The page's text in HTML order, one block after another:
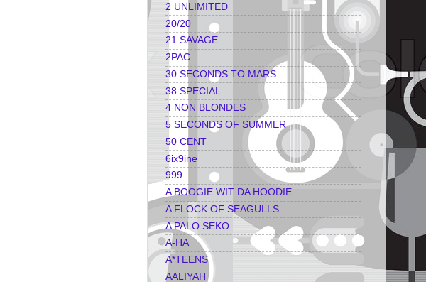
2 UNLIMITED
20/20
21 SAVAGE
2PAC
30 SECONDS TO MARS
38 SPECIAL
4 NON BLONDES
5 SECONDS OF SUMMER
50 CENT
6ix9ine
999
A BOOGIE WIT DA HOODIE
A FLOCK OF SEAGULLS
A PALO SEKO
A-HA
A*TEENS
AALIYAH